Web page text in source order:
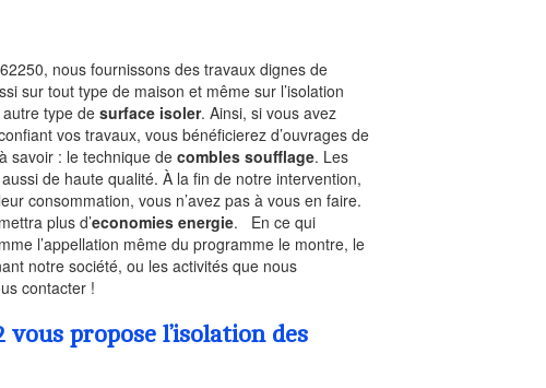
nous fournissons des travaux dignes de
sur tout type de maison et même sur l’isolation
autre type desurface isoler. Ainsi, si vous avez
vos travaux, vous bénéficierez d’ouvrages de
savoir : le technique decombles soufflage. Les
de haute qualité. À la fin de notre intervention,
consommation, vous n’avez pas à vous en faire.
plus d’economies energie. En ce qui
l’appellation même du programme le montre, le
notre société, ou les activités que nous
contacter !
propose l’isolation des